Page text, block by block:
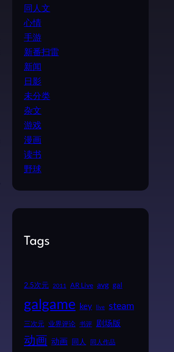
同人文
心情
手游
新番扫雷
新闻
日影
未分类
杂文
游戏
漫画
读书
野球
Tags
2.5次元 2011 AR Live avg gal
galgame key live steam
三次元 业界评论 书评 剧场版
动画 动画 同人 同人作品